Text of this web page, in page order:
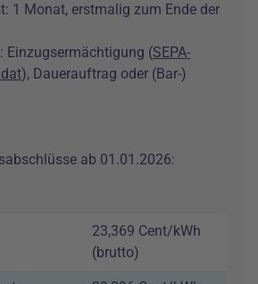
1 Monat, erstmalig zum Ende der
Einzugsermächtigung (SEPA-
), Dauerauftrag oder (Bar-)
ab 01.01.2026:
23,369 Cent/kWh
(brutto)